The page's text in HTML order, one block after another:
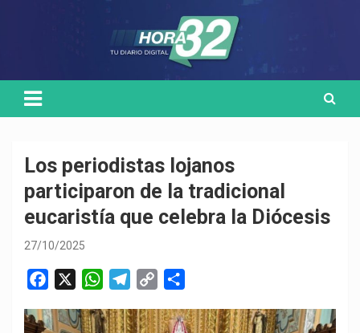
Los periodistas lojanos
participaron de la tradicional
eucaristía que celebra la Diócesis
27/10/2025
c
W
a
l
p
m